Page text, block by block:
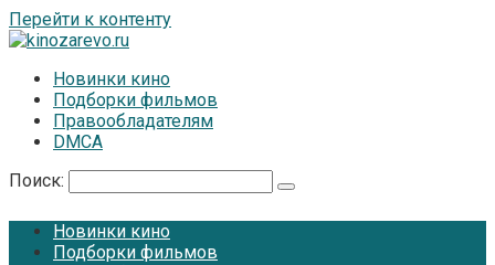
Перейти к контенту
Новинки кино
Подборки фильмов
Правообладателям
DMCA
Поиск:
Новинки кино
Подборки фильмов